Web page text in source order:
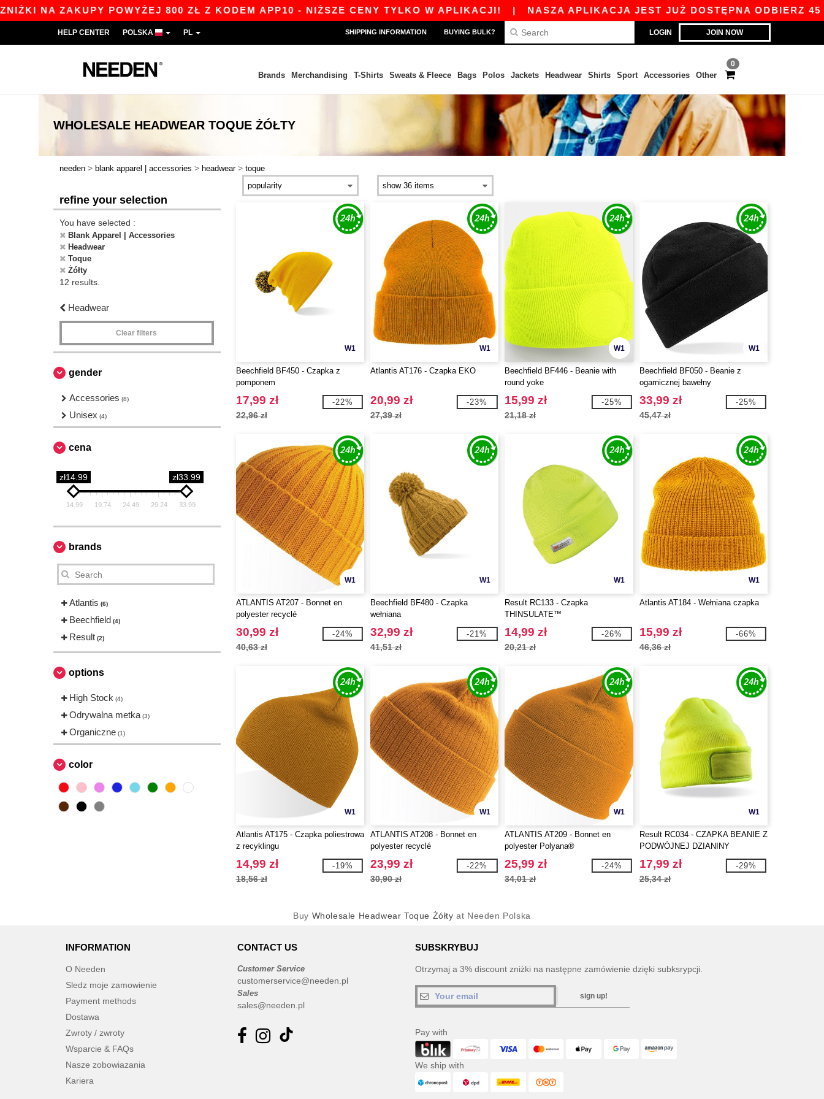
NA ZAKUPY POWYŻEJ 800 ZŁ Z KODEM APP10 - NIŻSZE CENY TYLKO W APLIKACJI!| NASZA APLIKACJA JEST JUŻ DOSTĘPNA ODBIERZ 45
LOGIN JOIN NOW
HELP CENTER POLSKA PL SHIPPING INFORMATION BUYING BULK?
0
Brands Merchandising T-Shirts Sweats & Fleece Bags Polos Jackets Headwear Shirts Sport Accessories Other
WHOLESALE HEADWEAR TOQUE ŻÓŁTY
needen > blank apparel | accessories > headwear > toque
refine your selection
You have selected :
Blank Apparel | Accessories
Headwear
Toque
Żółty
12 results.
Headwear
Clear filters
gender
Accessories (8)
Unisex (4)
cena
zł14.99 zł33.99
14.99 19.74 24.49 29.24 33.99
brands
Atlantis (6)
Beechfield (4)
Result (2)
options
High Stock (4)
Odrywalna metka (3)
Organiczne (1)
color
W1
Beechfield BF450 - Czapka z
pomponem
17,99 zł
22,96 zł
-22%
W1
Atlantis AT176 - Czapka EKO
20,99 zł
27,39 zł
-23%
W1
Beechfield BF446 - Beanie with
round yoke
15,99 zł
21,18 zł
-25%
W1
Beechfield BF050 - Beanie z
ogarnicznej bawełny
33,99 zł
45,47 zł
-25%
W1
ATLANTIS AT207 - Bonnet en
polyester recyclé
30,99 zł
40,63 zł
-24%
W1
Beechfield BF480 - Czapka
wełniana
32,99 zł
41,51 zł
-21%
W1
Result RC133 - Czapka
THINSULATE™
14,99 zł
20,21 zł
-26%
W1
Atlantis AT184 - Wełniana czapka
15,99 zł
46,36 zł
-66%
W1
Atlantis AT175 - Czapka poliestrowa
z recyklingu
14,99 zł
18,56 zł
-19%
W1
ATLANTIS AT208 - Bonnet en
polyester recyclé
23,99 zł
30,90 zł
-22%
W1
ATLANTIS AT209 - Bonnet en
polyester Polyana®
25,99 zł
34,01 zł
-24%
W1
Result RC034 - CZAPKA BEANIE Z
PODWÓJNEJ DZIANINY
THINSULATE ™
17,99 zł
25,34 zł
-29%
Buy Wholesale Headwear Toque Żółty at Needen Polska
INFORMATION
O Needen
Sledz moje zamowienie
Payment methods
Dostawa
Zwroty / zwroty
Wsparcie & FAQs
Nasze zobowiazania
Kariera
CONTACT US
Customer Service
customerservice@needen.pl
Sales
sales@needen.pl
SUBSKRYBUJ
Otrzymaj a 3% discount zniżki na następne zamówienie dzięki subksrypcji.
sign up!
Pay with
We ship with